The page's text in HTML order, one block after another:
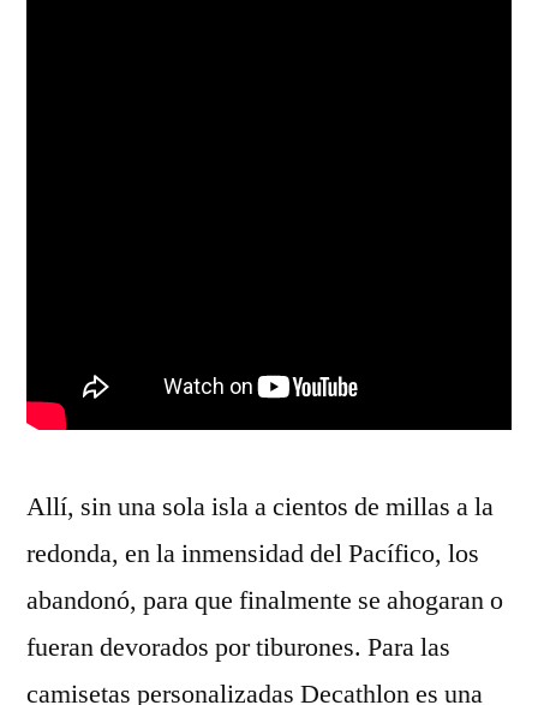
Allí, sin una sola isla a cientos de millas a la
redonda, en la inmensidad del Pacífico, los
abandonó, para que finalmente se ahogaran o
fueran devorados por tiburones. Para las
camisetas personalizadas Decathlon es una